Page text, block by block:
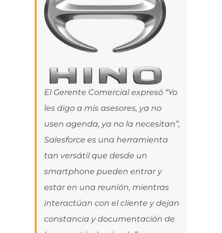
El Gerente Comercial expresó “Yo
les digo a mis asesores, ya no
usen agenda, ya no la necesitan”,
Salesforce es una herramienta
tan versátil que desde un
smartphone pueden entrar y
estar en una reunión, mientras
interactúan con el cliente y dejan
constancia y documentación de